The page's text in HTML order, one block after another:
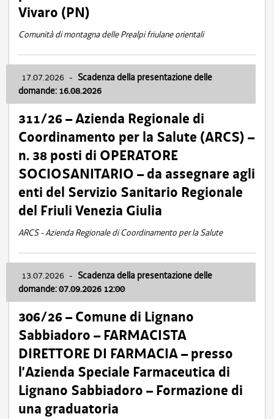
Vivaro (PN)
Comunità di montagna delle Prealpi friulane orientali
17.07.2026 - Scadenza della presentazione delle
domande: 16.08.2026
311/26 – Azienda Regionale di
Coordinamento per la Salute (ARCS) –
n. 38 posti di OPERATORE
SOCIOSANITARIO – da assegnare agli
enti del Servizio Sanitario Regionale
del Friuli Venezia Giulia
ARCS - Azienda Regionale di Coordinamento per la Salute
13.07.2026 - Scadenza della presentazione delle
domande: 07.09.2026 12:00
306/26 – Comune di Lignano
Sabbiadoro – FARMACISTA
DIRETTORE DI FARMACIA – presso
l’Azienda Speciale Farmaceutica di
Lignano Sabbiadoro – Formazione di
una graduatoria